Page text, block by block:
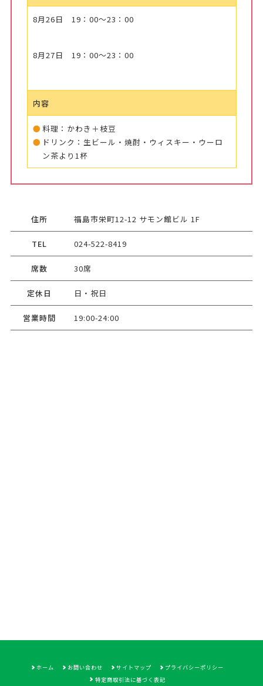
8月26日 19：00～23：00
8月27日 19：00～23：00
内容
料理：かわき＋枝豆
ドリンク：生ビール・焼酎・ウィスキー・ウーロ
ン茶より1杯
住所 福島市栄町12-12 サモン館ビル 1F
TEL 024-522-8419
席数 30席
定休日 日・祝日
営業時間 19:00-24:00
ホーム お問い合わせ サイトマップ
プライバシーポリシー
特定商取引法に基づく表記